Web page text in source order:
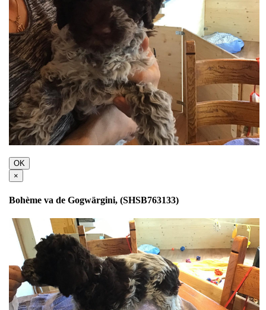
OK
×
Bohème va de Gogwärgini, (SHSB763133)